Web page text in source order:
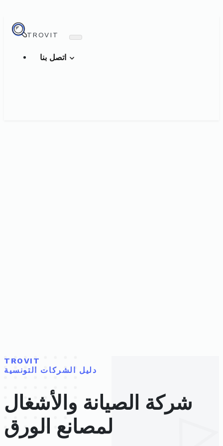
TROVIT
TROVIT
دليل الشركات التونسية
شركة الصيانة والأشغال
لمصانع الورق